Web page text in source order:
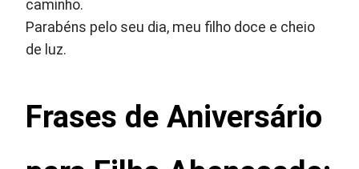
caminho.
Parabéns pelo seu dia, meu filho doce e cheio
de luz.
Frases de Aniversário